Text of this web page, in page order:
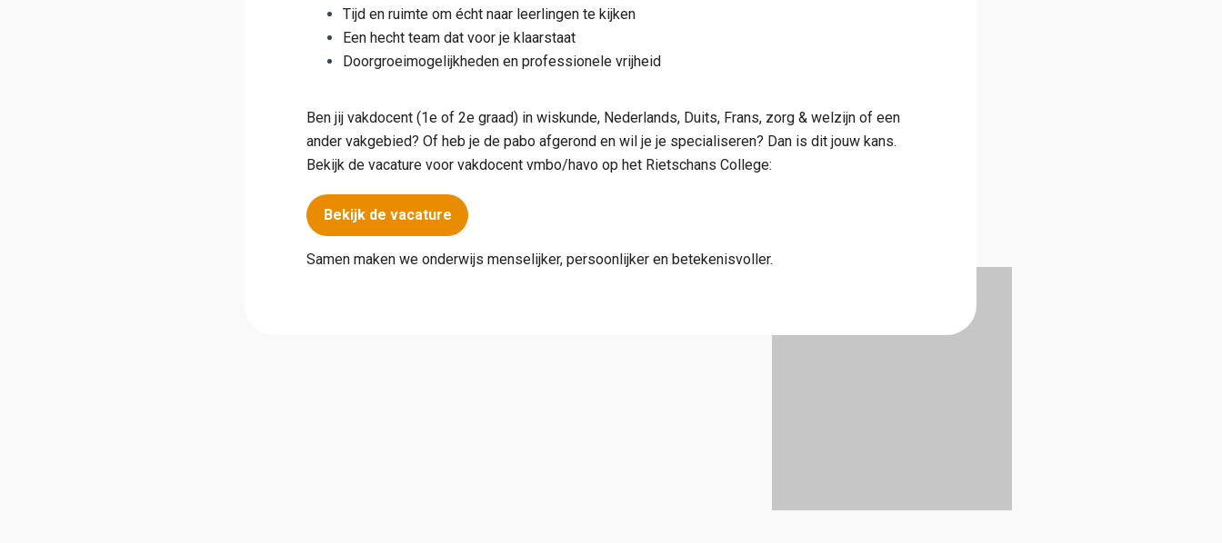
Tijd en ruimte om écht naar leerlingen te kijken
Een hecht team dat voor je klaarstaat
Doorgroeimogelijkheden en professionele vrijheid
Ben jij vakdocent (1e of 2e graad) in wiskunde, Nederlands, Duits, Frans, zorg & welzijn of een
ander vakgebied? Of heb je de pabo afgerond en wil je je specialiseren? Dan is dit jouw kans.
Bekijk de vacature voor vakdocent vmbo/havo op het Rietschans College:
Samen maken we onderwijs menselijker, persoonlijker en betekenisvoller.
Bekijk de vacature